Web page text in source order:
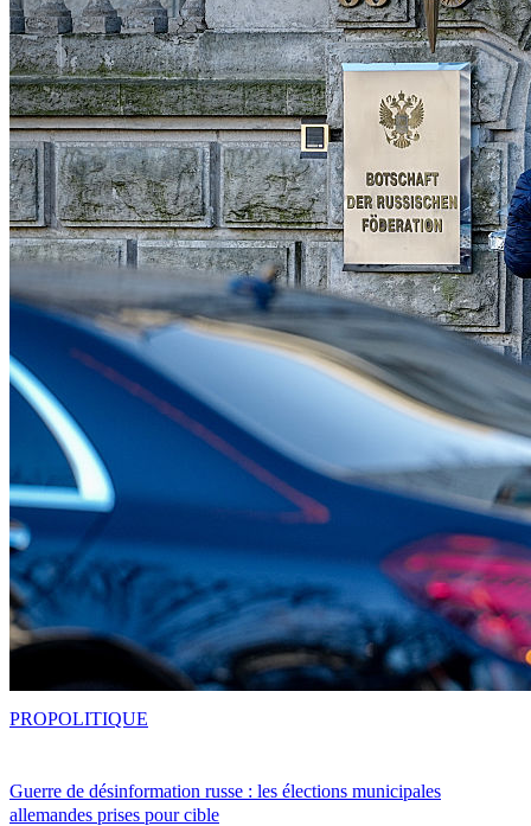
Guerre de désinformation russe : les élections municipales
allemandes prises pour cible
PROPOLITIQUE